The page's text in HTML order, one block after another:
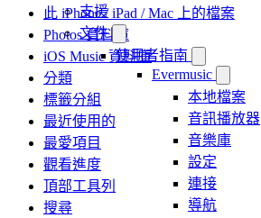
支援
文件
使用者指南
Evermusic
本地檔案
音訊播放器
音樂庫
設定
連接
導航
此 iPhone / iPad / Mac 上的檔案
Photos 資料庫
iOS Music 資料庫
分類
標籤分組
最近使用的
最愛項目
觀看進度
頂部工具列
搜尋